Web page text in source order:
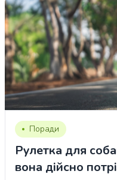
Поради
Рулетка для
вона дійсно